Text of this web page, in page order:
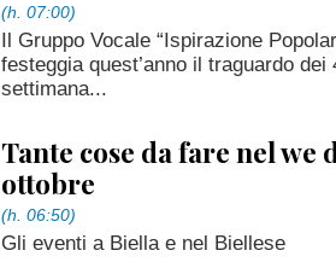
(h. 07:00)
Il Gruppo Vocale “Ispirazione
festeggia quest’anno il traguardo
settimana...
Tante cose da fare nel we
ottobre
(h. 06:50)
Gli eventi a Biella e nel Biellese